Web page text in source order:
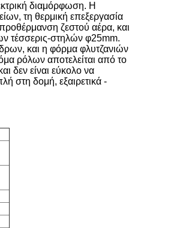
διαμόρφωση. Η
τη θερμική επεξεργασία
ζεστού αέρα, και
τέσσερις-στηλών φ25mm.
και η φόρμα φλυτζανιών
ρόλων αποτελείται από το
δεν είναι εύκολο να
στη δομή, εξαιρετικά -